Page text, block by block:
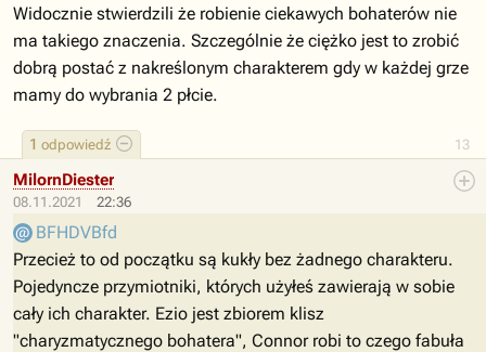
13
1 odpowiedź
Widocznie stwierdzili że robienie ciekawych bohaterów nie
ma takiego znaczenia. Szczególnie że ciężko jest to zrobić
dobrą postać z nakreślonym charakterem gdy w każdej grze
mamy do wybrania 2 płcie.
08.11.2021 22:36
MilornDiester
BFHDVBfd
Przecież to od początku są kukły bez żadnego charakteru.
Pojedyncze przymiotniki, których użyłeś zawierają w sobie
cały ich charakter. Ezio jest zbiorem klisz
"charyzmatycznego bohatera", Connor robi to czego fabuła